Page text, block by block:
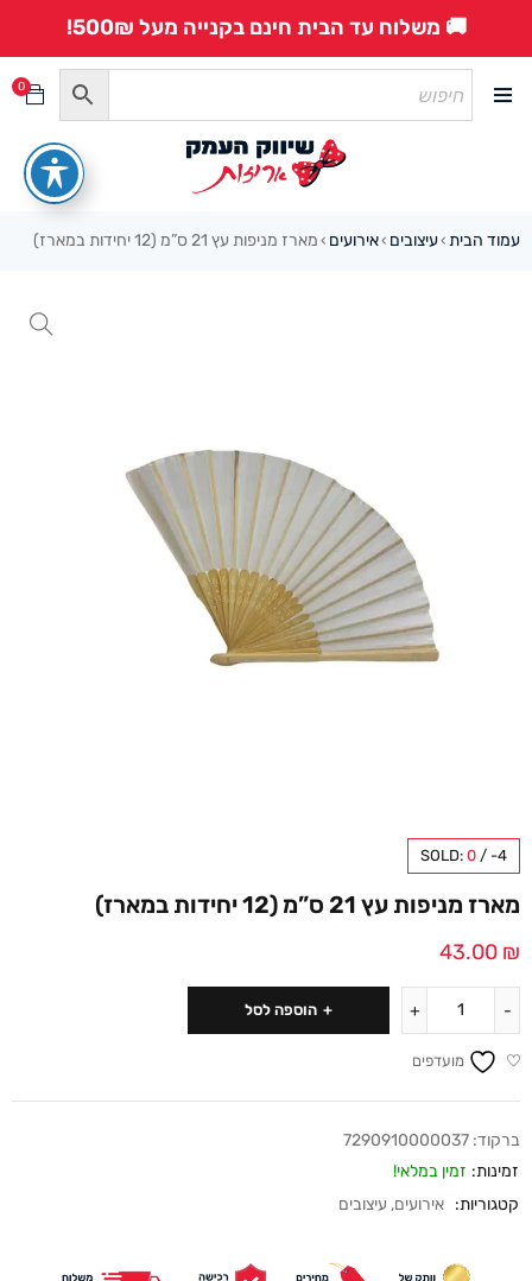
🚚 משלוח עד הבית חינם בקנייה מעל 500₪!
0
עמוד הבית ›עיצובים ›אירועים › מארז מניפות עץ 21 ס”מ (12 יחידות במארז)
SOLD: 0 / -4
מארז מניפות עץ 21 ס”מ (12 יחידות במארז)
43.00 ₪
הוספה לסל
מועדפים
ברקוד: 7290910000037
זמינות: זמין במלאי!
קטגוריות: אירועים, עיצובים